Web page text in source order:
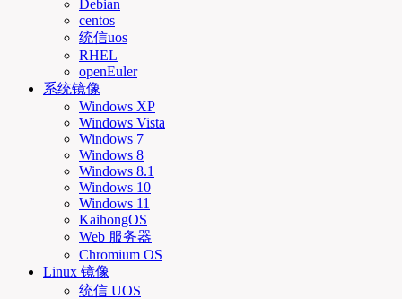
Debian
centos
统信uos
RHEL
openEuler
系统镜像
Windows XP
Windows Vista
Windows 7
Windows 8
Windows 8.1
Windows 10
Windows 11
KaihongOS
Web 服务器
Chromium OS
Linux 镜像
统信 UOS